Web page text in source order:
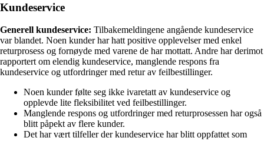
Kundeservice
Generell kundeservice: Tilbakemeldingene angående kundeservice
var blandet. Noen kunder har hatt positive opplevelser med enkel
returprosess og fornøyde med varene de har mottatt. Andre har derimot
rapportert om elendig kundeservice, manglende respons fra
kundeservice og utfordringer med retur av feilbestillinger.
Noen kunder følte seg ikke ivaretatt av kundeservice og
opplevde lite fleksibilitet ved feilbestillinger.
Manglende respons og utfordringer med returprosessen har også
blitt påpekt av flere kunder.
Det har vært tilfeller der kundeservice har blitt oppfattet som